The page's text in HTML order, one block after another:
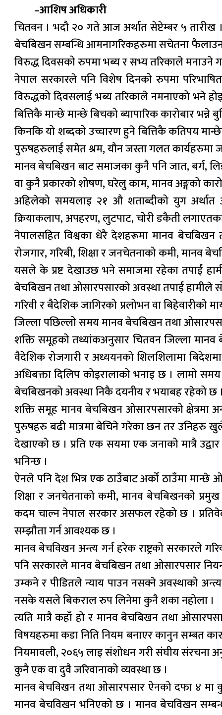
–आशिष अधिकारी
चितवन । भदौ २० गते आज अर्थात सेप्टेम्बर ५ तारीख
बेचबिखन सम्बन्धि आमनागरिकहरुमा सचेतना फैलाउन
विरुद्ध दिवसको रुपमा भब्य र सभ्य तरिकाले मनाउने
नेपाल सरकारले पनि विशेष दिनको रुपमा
विरुद्धको दिवसलाई भब्य तरिकाले नमनाएको भने
बित्तिकै मान्छे मान्छे बिचको ब्यापारिक कारोबार
किनकि यो शब्दको उच्चारण हुने बित्तिकै कतिपय
पुरुषहरुलाई समेत श्रम, यौन जस्ता गलत कार्यहरुमा
मानव बेचबिखन बाट समाजका कुनै पनि जात, बर्ग,
वा कुनै प्रकारको शोषण, घरेलु काम, मानव अङ्गको
अहिलेको समयलाइ २१ औ शताब्दीको युग
क्रियाकलाप, अपहरण, लुटपाट, चोरी डकैती
नेपालसहित विश्वका धेरै देशहरूमा मानव बेचबिखन
रोजगार, गरिबी, शिक्षा र जनचेतनाको कमी, मानव
यसले के प्रष्ट देखाउछ भने समाजमा रहेका तपाईं
बेचबिखन तथा ओसारपसारको अवस्था तपाईं हामीले
गरिवी र बैदेशिक जागिरको प्रलोभन वा बिहेवारीको
जिल्ला पछिल्लो समय मानव बेचबिखन तथा
शक्ति समूहको तथ्यांकअनुसार चितवन जिल्ला मानव
वैदेशिक रोजगारी र अध्ययनको शिलशिलामा
अधिबक्ता दिलिप कोइरालाको भनाइ छ । लामो
बेचबिखनको अवस्था निकै दयनीय र भयाबह रहेको छ
शक्ति समूह मानव बेचबिखन ओसारपसारको क्षेत्रमा
पुरुषहरु बढी मात्रमा बेचिने गरेका छन तर उनिहरु
देखाएको छ । प्रति एक सयमा एक जनाको मात्रै
भनिन्छ ।
ऐनले पनि देश भित्र एक ठाउँबाट अर्को ठाउँमा
शिक्षा र जनचेतनाको कमी, मानव बेचबिखनको
कदम चाल्न नेपाल सरकार असफल रहेको छ ।
सम्झौता गर्न आवश्यक छ ।
मानव बेचविखन अन्त्य गर्न हरेक राष्ट्रको सरकारले
पनि सरकारले मानव बेचबिखन तथा ओसारपसार
उम्कने र पीडितले न्याय पाउन नसक्ने अवस्थाको
नसके यसले बिकराल रुप लिनेमा कुनै शका नहोला ।
त्यति मात्रै कहाँ हो र मानव बेचबिखन तथा
विषयहरुमा कडा निति नियम बनाएर कानुन सम्बत
नियमावली, २०६५ लाइ संशोधन गरी संघीय संरचना
कुनै एक वा दुवै जरिवानाको व्यवस्था छ ।
मानव बेचविखन तथा ओसारपसार ऐनको दफा ४ मा कुनै
मानव बेचविखन भनिएको छ । मानव बेचविखन